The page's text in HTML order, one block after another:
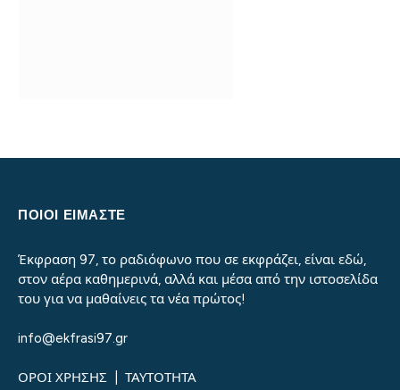
ΠΟΙΟΙ ΕΙΜΑΣΤΕ
Έκφραση 97, το ραδιόφωνο που σε εκφράζει, είναι εδώ,
στον αέρα καθημερινά, αλλά και μέσα από την ιστοσελίδα
του για να μαθαίνεις τα νέα πρώτος!
info@ekfrasi97.gr
ΟΡΟΙ ΧΡΗΣΗΣ ΤΑΥΤΟΤΗΤΑ